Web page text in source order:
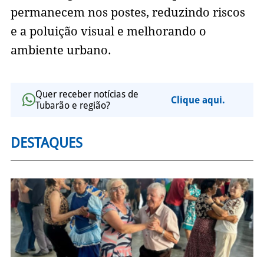
permanecem nos postes, reduzindo riscos
e a poluição visual e melhorando o
ambiente urbano.
Quer receber notícias de
Tubarão e região?
Clique aqui.
DESTAQUES